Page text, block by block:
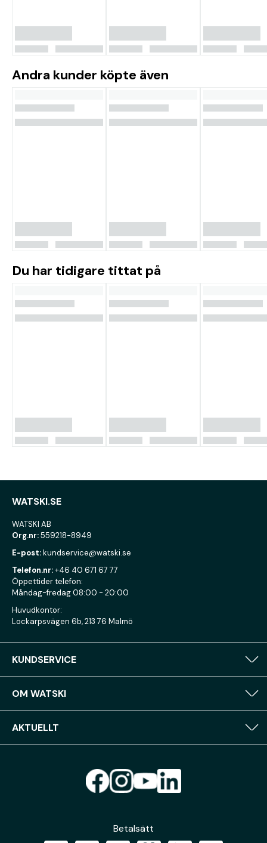
Andra kunder köpte även
Du har tidigare tittat på
WATSKI.SE
WATSKI AB
Org.nr:559218-8949
E-post:kundservice@watski.se
Telefon.nr:+46 40 671 67 77
Öppettider telefon:
Måndag-fredag 08:00 - 20:00
Huvudkontor:
Lockarpsvägen 6b, 213 76 Malmö
KUNDSERVICE
OM WATSKI
AKTUELLT
Betalsätt